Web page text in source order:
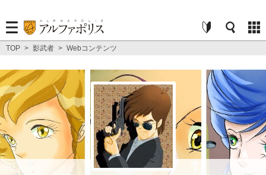
TOP > 影武者 > Webコンテンツ